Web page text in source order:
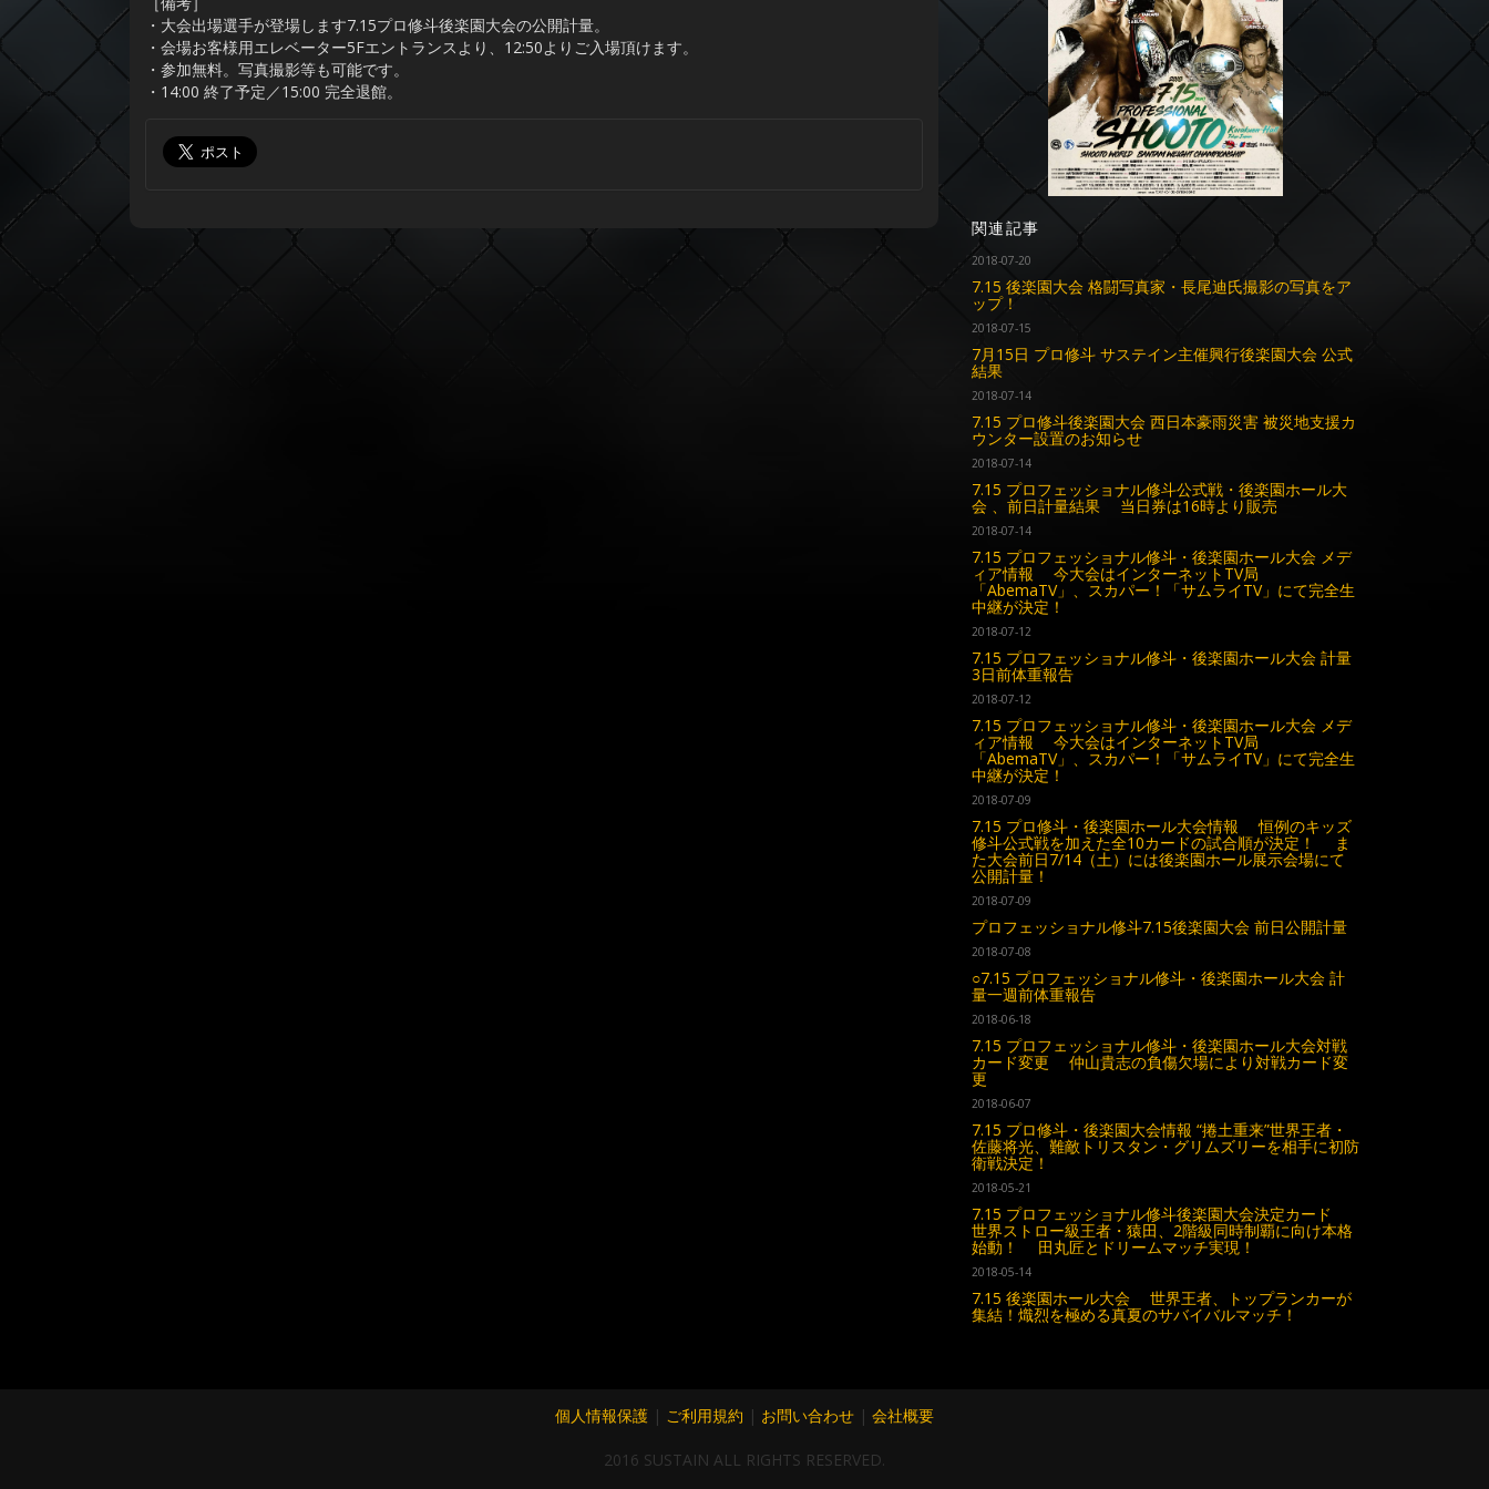
・大会出場選手が登場します7.15プロ修斗後楽園大会の公開計量。
・会場お客様用エレベーター5Fエントランスより、12:50よりご入場頂けます。
・参加無料。写真撮影等も可能です。
・14:00 終了予定／15:00 完全退館。
関連記事
2018-07-20
7.15 後楽園大会 格闘写真家・長尾迪氏撮影の写真をア
ップ！
2018-07-15
7月15日 プロ修斗 サステイン主催興行後楽園大会 公式
結果
2018-07-14
7.15 プロ修斗後楽園大会 西日本豪雨災害 被災地支援カ
ウンター設置のお知らせ
2018-07-14
7.15 プロフェッショナル修斗公式戦・後楽園ホール大
会 、前日計量結果 当日券は16時より販売
2018-07-14
7.15 プロフェッショナル修斗・後楽園ホール大会 メデ
ィア情報 今大会はインターネットTV局
「AbemaTV」、スカパー！「サムライTV」にて完全生
中継が決定！
2018-07-12
7.15 プロフェッショナル修斗・後楽園ホール大会 計量
3日前体重報告
2018-07-12
7.15 プロフェッショナル修斗・後楽園ホール大会 メデ
ィア情報 今大会はインターネットTV局
「AbemaTV」、スカパー！「サムライTV」にて完全生
中継が決定！
2018-07-09
7.15 プロ修斗・後楽園ホール大会情報 恒例のキッズ
修斗公式戦を加えた全10カードの試合順が決定！ ま
た大会前日7/14（土）には後楽園ホール展示会場にて
公開計量！
2018-07-09
プロフェッショナル修斗7.15後楽園大会 前日公開計量
2018-07-08
○7.15 プロフェッショナル修斗・後楽園ホール大会 計
量一週前体重報告
2018-06-18
7.15 プロフェッショナル修斗・後楽園ホール大会対戦
カード変更 仲山貴志の負傷欠場により対戦カード変
更
2018-06-07
7.15 プロ修斗・後楽園大会情報 “捲土重来”世界王者・
佐藤将光、難敵トリスタン・グリムズリーを相手に初防
衛戦決定！
2018-05-21
7.15 プロフェッショナル修斗後楽園大会決定カード
世界ストロー級王者・猿田、2階級同時制覇に向け本格
始動！ 田丸匠とドリームマッチ実現！
2018-05-14
7.15 後楽園ホール大会 世界王者、トップランカーが
集結！熾烈を極める真夏のサバイバルマッチ！
個人情報保護 | ご利用規約 | お問い合わせ | 会社概要
2016 SUSTAIN ALL RIGHTS RESERVED.